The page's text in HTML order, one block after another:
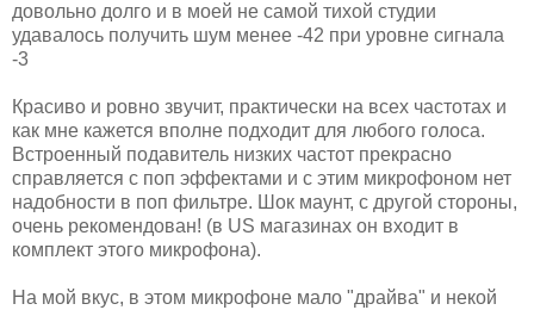
довольно долго и в моей не самой тихой студии
удавалось получить шум менее -42 при уровне сигнaла
-3
Красиво и ровно звучит, практически на всех частотах и
как мне кажется вполне подходит для любого голоса.
Встроенный подавитель низких частот прекрасно
справляется с поп эффектами и с этим микрофоном нет
надобности в поп фильтре. Шок маунт, с другой стороны,
очень рекомендован! (в US магазинах он входит в
комплект этого микрофона).
На мой вкус, в этом микрофоне мало "драйва" и некой